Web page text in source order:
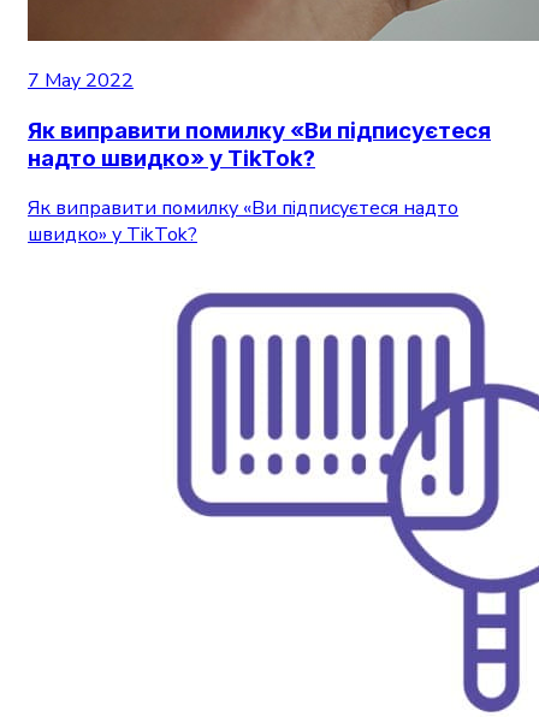
7 May 2022
Як виправити помилку «Ви підписуєтеся
надто швидко» у TikTok?
Як виправити помилку «Ви підписуєтеся надто
швидко» у TikTok?